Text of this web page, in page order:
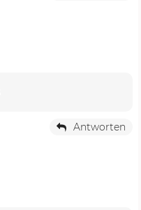
Antworten